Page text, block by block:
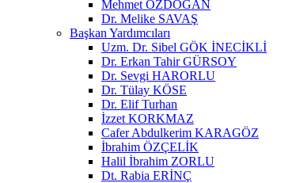
Mehmet ÖZDOĞAN
Dr. Melike SAVAŞ
Başkan Yardımcıları
Uzm. Dr. Sibel GÖK İNECİKLİ
Dr. Erkan Tahir GÜRSOY
Dr. Sevgi HARORLU
Dr. Tülay KÖSE
Dr. Elif Turhan
İzzet KORKMAZ
Cafer Abdulkerim KARAGÖZ
İbrahim ÖZÇELİK
Halil İbrahim ZORLU
Dt. Rabia ERİNÇ